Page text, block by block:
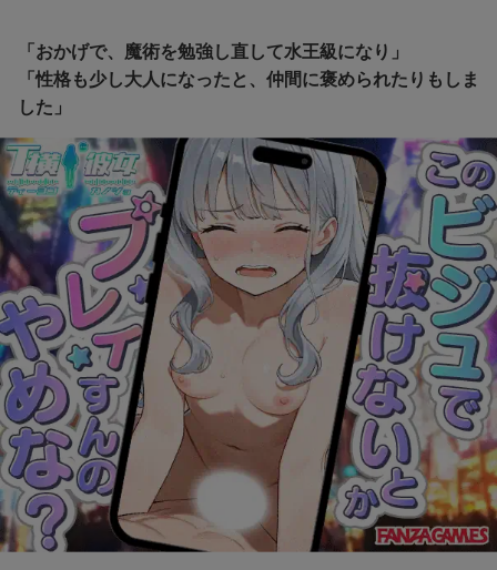
「おかげで、魔術を勉強し直して水王級になり」
「性格も少し大人になったと、仲間に褒められたりもしま
した」